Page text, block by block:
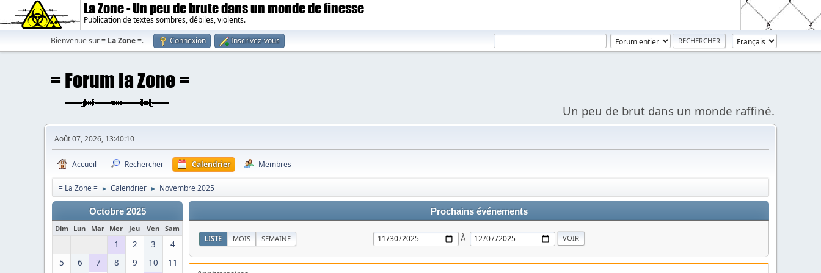
La Zone - Un peu de brute dans un monde de finesse
Publication de textes sombres, débiles, violents.
Bienvenue sur= La Zone =. Connexion Inscrivez-vous
Un peu de brut dans un monde raffiné.
Août 07, 2026, 13:40:10
Accueil Rechercher Calendrier Membres
= La Zone = ► Calendrier ► Novembre 2025
Octobre 2025
Dim Lun Mar Mer Jeu Ven Sam
1 2 3
4
5
6 7 8 9 10 11
Prochains événements
LISTE MOIS SEMAINE À